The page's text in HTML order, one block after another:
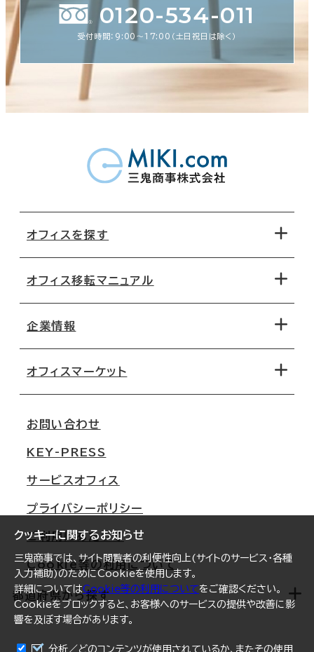
クッキーに関するお知らせ
三鬼商事では、サイト閲覧者の利便性向上(サイトのサービス・各種
入力補助)のためにCookieを使用します。
詳細についてはCookie等の利用についてをご確認ください。
Cookieをブロックすると、お客様へのサービスの提供や改善に影
響を及ぼす場合があります。
分析／どのコンテンツが使用されているか、またその使用
0120-534-011
受付時間：9:00〜17:00（土日祝日は除く）
オフィスを探す
地図から探す
路線・駅から探す
オフィス移転マニュアル
移転コストシミュレーション
移転スケジュール
オフィス移転Q&A
企業情報
オフィスマーケット
大阪
名古屋
札幌
仙台
横浜
福岡
オフィスリポート
ログイン
お問い合わせ
KEY-PRESS
サービスオフィス
プライバシーポリシー
ご利用にあたって
Cookie等の利用について
都道府県から探す